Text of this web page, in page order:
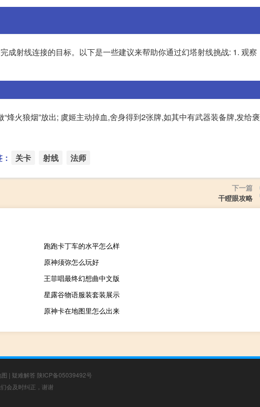
成射线连接的目标。以下是一些建议来帮助你通过幻塔射线挑战: 1. 观察
火狼烟”放出; 虞姬主动掉血,舍身得到2张牌,如其中有武器装备牌,发给褒
关卡 射线 法师
下一篇
干瞪眼攻略
跑跑卡丁车的水平怎么样
原神须弥怎么玩好
王菲唱最终幻想曲中文版
星露谷物语服装套装展示
原神卡在地图里怎么出来
| 疑难解答 陕ICP备05039492号
会及时纠正，谢谢